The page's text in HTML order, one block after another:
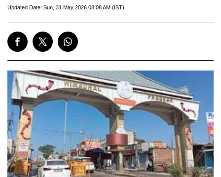
Updated Date: Sun, 31 May 2026 08:08 AM (IST)